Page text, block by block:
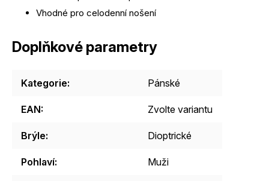
Vhodné pro celodenní nošení
Doplňkové parametry
Kategorie: Pánské
EAN: Zvolte variantu
Brýle: Dioptrické
Pohlaví: Muži